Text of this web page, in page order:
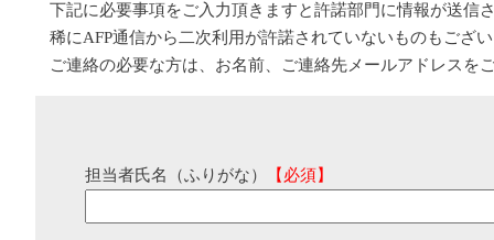
下記に必要事項をご入力頂きますと許諾部門に情報が送信
稀にAFP通信から二次利用が許諾されていないものもござ
ご連絡の必要な方は、お名前、ご連絡先メールアドレスを
担当者氏名（ふりがな） 【必須】